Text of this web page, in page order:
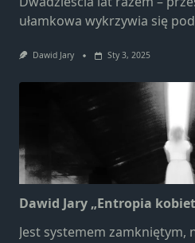
ułamkowa wykrzywia się
Dawid Jary Sty 3, 2025
Dawid Jary „Entropia
Jest systemem zamkniętym,